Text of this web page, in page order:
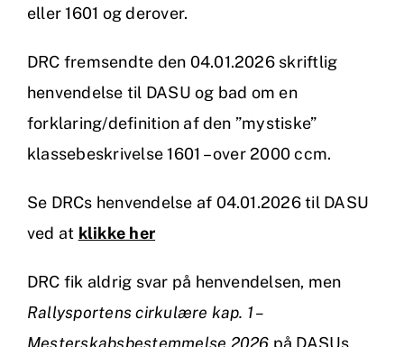
eller 1601 og derover.
DRC fremsendte den 04.01.2026 skriftlig
henvendelse til DASU og bad om en
forklaring/definition af den ”mystiske”
klassebeskrivelse 1601 – over 2000 ccm.
Se DRCs henvendelse af 04.01.2026 til DASU
ved at klikke her
DRC fik aldrig svar på henvendelsen, men
Rallysportens cirkulære kap. 1 –
Mesterskabsbestemmelse 2026 på DASUs